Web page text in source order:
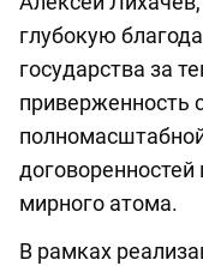
глубокую
государства за
приверженность
мирного атома.
В рамках